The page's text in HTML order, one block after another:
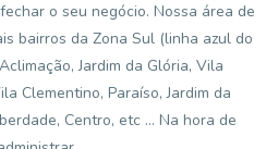
o seu negócio. Nossa área de
bairros da Zona Sul (linha azul do
Jardim da Glória, Vila
Clementino, Paraíso, Jardim da
Centro, etc ... Na hora de